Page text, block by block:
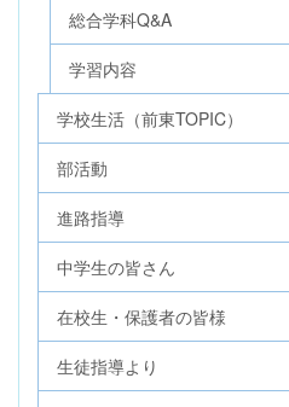
総合学科Q&A
学習内容
学校生活（前東TOPIC）
部活動
進路指導
中学生の皆さん
在校生・保護者の皆様
生徒指導より